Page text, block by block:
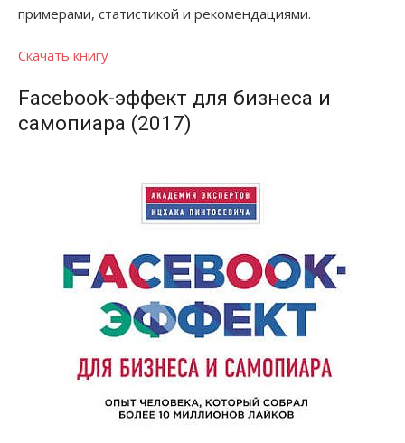
примерами, статистикой и рекомендациями.
Скачать книгу
Facebook-эффект для бизнеса и
самопиара (2017)